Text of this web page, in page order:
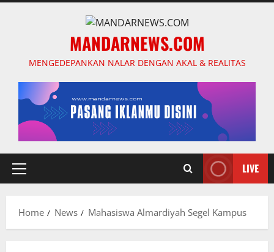
MANDARNEWS.COM
MENGEDEPANKAN NALAR DENGAN AKAL & REALITAS
Primary
LIVE
Home News Mahasiswa Almardiyah Segel Kampus